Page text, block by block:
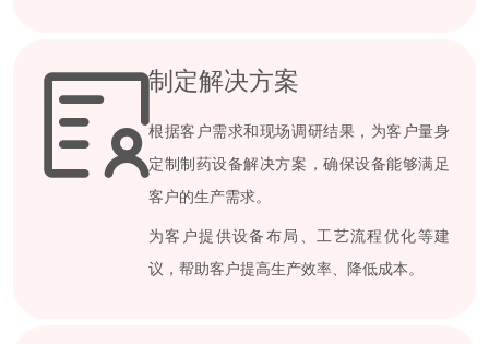
制定解决方案
根据客户需求和现场调研结果，为客户量身
定制制药设备解决方案，确保设备能够满足
客户的生产需求。
为客户提供设备布局、工艺流程优化等建
议，帮助客户提高生产效率、降低成本。